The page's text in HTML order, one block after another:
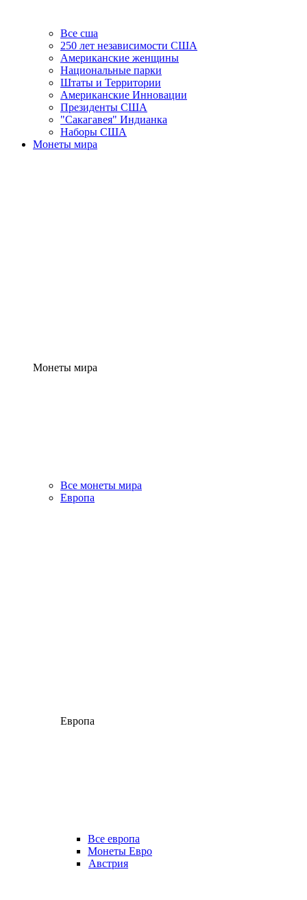
Все сша
250 лет независимости США
Американские женщины
Национальные парки
Штаты и Территории
Американские Инновации
Президенты США
"Сакагавея" Индианка
Наборы США
Монеты мира
Монеты мира
Все монеты мира
Европа
Европа
Все европа
Монеты Евро
Австрия